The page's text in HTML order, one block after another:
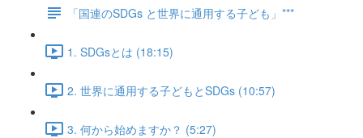
「国連のSDGs と世界に通用する子ども」***
1. SDGsとは (18:15)
2. 世界に通用する子どもとSDGs (10:57)
3. 何から始めますか？ (5:27)